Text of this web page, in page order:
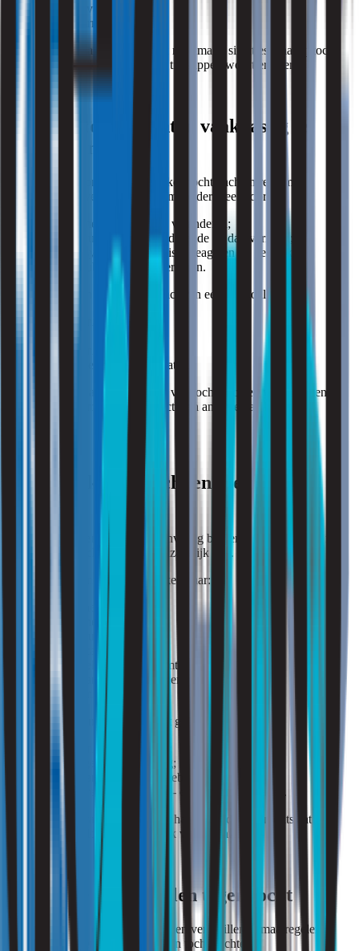
plaatsing van installaties;
lokale warmtebronnen.
Daardoor ontstaan in de praktijk regelmatig situaties waarbij tocht
slechts op specifieke plekken of tijdstippen wordt ervaren.
Waarom tochtklachten vaak lastig te
beoordelen zijn
Binnen kantooromgevingen blijken tochtklachten regelmatig
moeilijk objectiveerbaar. Dat komt onder meer doordat:
luchtstromen voortdurend veranderen;
temperatuurverschillen gedurende de dag variëren;
ventilatiesystemen dynamisch reageren op gebruik;
comfort subjectief wordt ervaren.
Daarnaast spelen persoonlijke factoren een rol, zoals:
activiteitenniveau;
gevoeligheid voor temperatuur.
Juist daarom vraagt beoordeling van tochtklachten vaak om een
combinatie van metingen, inspectie en analyse van het
Onderzoek naar tocht en thermisch
Wanneer klachten structureel aanwezig blijven, kan onderzoek naar
tocht en thermisch comfort noodzakelijk zijn.
Daarbij wordt onder meer gekeken naar:
temperatuurverdeling;
ventilatiecapaciteit;
luchtverdeling binnen ruimten;
invloed van gevels en ramen;
positie van werkplekken.
Daarnaast kan onderzoek inzicht geven in:
verschillen tussen ruimten;
variaties gedurende de dag;
invloed van bezetting en gebruik;
functioneren van ventilatie- en klimaatinstallaties.
Juist door deze factoren in samenhang te beoordelen ontstaat een
realistischer beeld van de oorzaak van klachten.
Mogelijke maatregelen tegen tocht
Afhankelijk van de oorzaak kunnen verschillende maatregelen
bijdragen aan het verminderen van tochtklachten.